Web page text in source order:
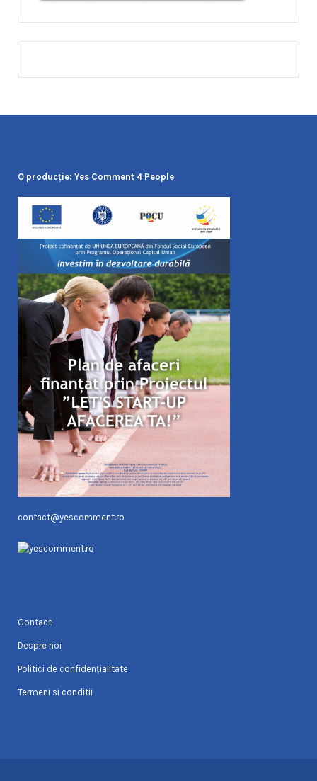
O producţie: Yes Comment 4 People
contact@yescomment.ro
Contact
Despre noi
Politici de confidențialitate
Termeni si conditii